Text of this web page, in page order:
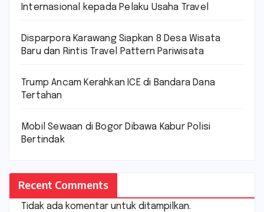
Internasional kepada Pelaku Usaha Travel
Disparpora Karawang Siapkan 8 Desa Wisata
Baru dan Rintis Travel Pattern Pariwisata
Trump Ancam Kerahkan ICE di Bandara Dana
Tertahan
Mobil Sewaan di Bogor Dibawa Kabur Polisi
Bertindak
Recent Comments
Tidak ada komentar untuk ditampilkan.